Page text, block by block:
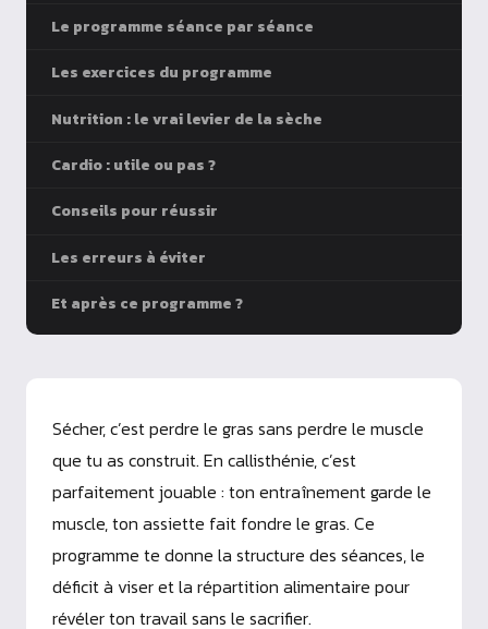
Le programme séance par séance
Les exercices du programme
Nutrition : le vrai levier de la sèche
Cardio : utile ou pas ?
Conseils pour réussir
Les erreurs à éviter
Et après ce programme ?
Sécher, c’est perdre le gras sans perdre le muscle
que tu as construit. En callisthénie, c’est
parfaitement jouable : ton entraînement garde le
muscle, ton assiette fait fondre le gras. Ce
programme te donne la structure des séances, le
déficit à viser et la répartition alimentaire pour
révéler ton travail sans le sacrifier.